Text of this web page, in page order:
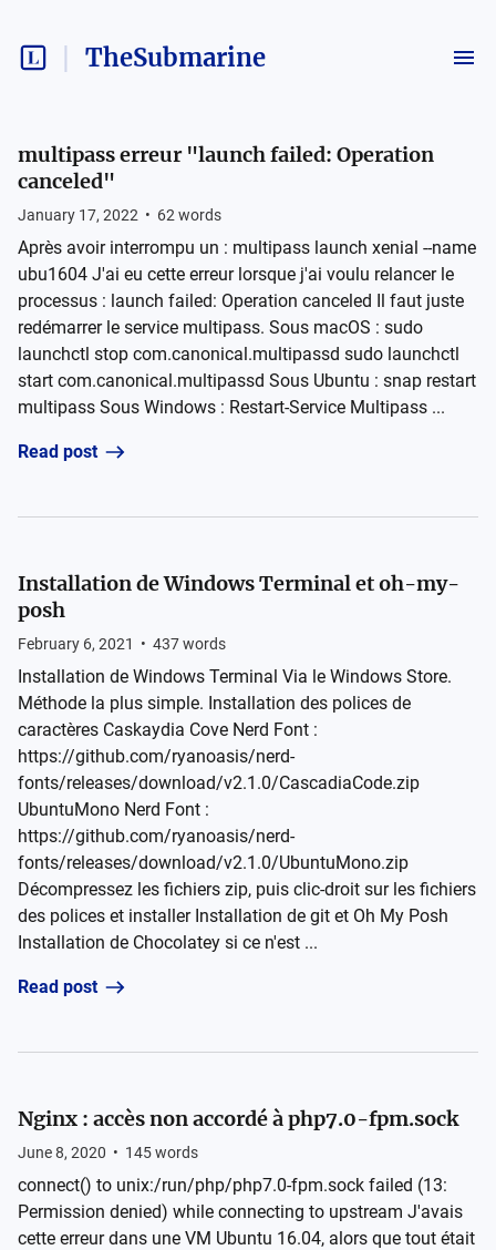
TheSubmarine
multipass erreur "launch failed: Operation
canceled"
January 17, 2022 • 62 words
Après avoir interrompu un : multipass launch xenial --name
ubu1604 J'ai eu cette erreur lorsque j'ai voulu relancer le
processus : launch failed: Operation canceled Il faut juste
redémarrer le service multipass. Sous macOS : sudo
launchctl stop com.canonical.multipassd sudo launchctl
start com.canonical.multipassd Sous Ubuntu : snap restart
multipass Sous Windows : Restart-Service Multipass ...
Read post
Installation de Windows Terminal et oh-my-
posh
February 6, 2021 • 437words
Installation de Windows Terminal Via le Windows Store.
Méthode la plus simple. Installation des polices de
caractères Caskaydia Cove Nerd Font :
https://github.com/ryanoasis/nerd-
fonts/releases/download/v2.1.0/CascadiaCode.zip
UbuntuMono Nerd Font :
https://github.com/ryanoasis/nerd-
fonts/releases/download/v2.1.0/UbuntuMono.zip
Décompressez les fichiers zip, puis clic-droit sur les fichiers
des polices et installer Installation de git et Oh My Posh
Installation de Chocolatey si ce n'est ...
Read post
Nginx : accès non accordé à php7.0-fpm.sock
June 8, 2020 • 145words
connect() to unix:/run/php/php7.0-fpm.sock failed (13:
Permission denied) while connecting to upstream J'avais
cette erreur dans une VM Ubuntu 16.04, alors que tout était